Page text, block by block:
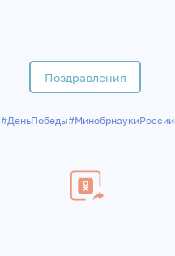
Поздравления
#ДеньПобеды#МинобрнаукиРоссии